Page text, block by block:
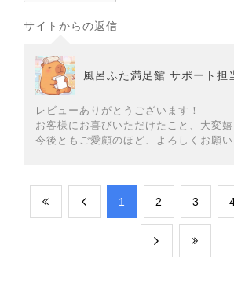
サイトからの返信
風呂ふた満足館 サポート担
レビューありがとうございます！
お客様にお喜びいただけたこと、大変嬉
今後ともご愛顧のほど、よろしくお願い
​1 ​2 ​3